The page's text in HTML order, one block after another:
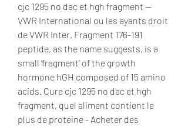
cjc 1295 no dac et hgh fragment --
VWR International ou les ayants droit
de VWR Inter. Fragment 176-191
peptide, as the name suggests, is a
small ‘fragment’ of the growth
hormone hGH composed of 15 amino
acids. Cure cjc 1295 no dac et hgh
fragment, quel aliment contient le
plus de protéine - Acheter des